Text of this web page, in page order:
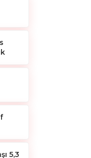
5,3